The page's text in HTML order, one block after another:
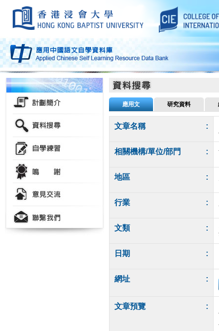
應用文 研究資料
文章名稱 :
相關機構/單位/部門 :
地區 :
行業 :
文類 :
日期 :
網址 :
文章預覽 :